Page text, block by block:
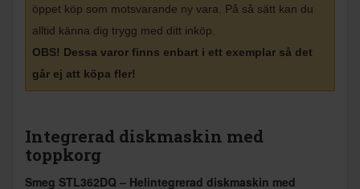
öppet köp som motsvarande ny vara. På så sätt kan du
alltid känna dig trygg med ditt inköp
OBS! Dessa varor finns enbart i ett exemplar så det
går ej att köpa fler!
Integrerad diskmaskin med
toppkorg
Smeg STL362DQ – Helintegrerad diskmaskin med